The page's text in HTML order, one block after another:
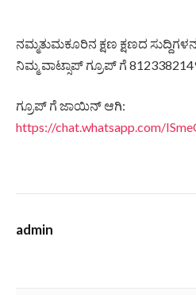
ನಮ್ಮತುಮಕೂರಿನ ಕ್ಷಣ ಕ್ಷಣದ
ನಿಮ್ಮ ವಾಟ್ಸಾಪ್ ಗ್ರೂಪ್ ಗೆ
ಗ್ರೂಪ್ ಗೆ ಜಾಯಿನ್ ಆಗಿ:
https://chat.whatsapp.com/
admin